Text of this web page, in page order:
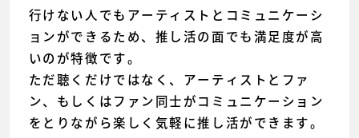
行けない人でもアーティストとコミュニケーシ
ョンができるため、推し活の面でも満足度が高
いのが特徴です。
ただ聴くだけではなく、アーティストとファ
ン、もしくはファン同士がコミュニケーション
をとりながら楽しく気軽に推し活ができます。